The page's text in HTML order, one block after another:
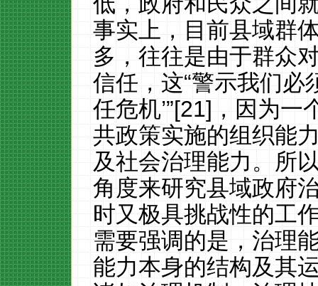
事实上，目前县域群
多，往往是由于群众
信任，这“警示我们必
任危机’”[21]，因为
共政策实施的组织能
及社会治理能力。所
角度来研究县域政府
时又极具挑战性的工
需要强调的是，治理
能力本身的结构及其